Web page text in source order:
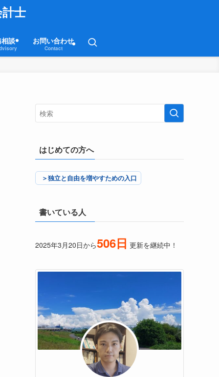
士
談 お問い合わせ
Contact
はじめての方へ
＞独立と自由を増やすための入口
書いている人
2025年3月20日から506日 更新を継続中！